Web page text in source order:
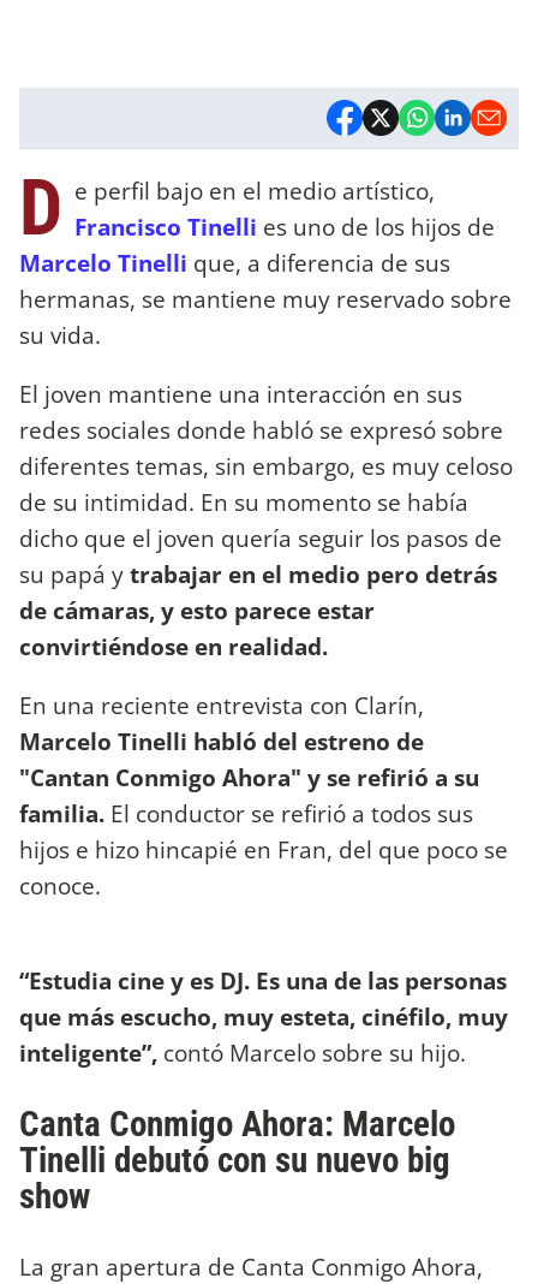
D e perfil bajo en el medio artístico,
Francisco Tinelli es uno de los hijos de
Marcelo Tinelli que, a diferencia de sus
hermanas, se mantiene muy reservado sobre
su vida.
El joven mantiene una interacción en sus
redes sociales donde habló se expresó sobre
diferentes temas, sin embargo, es muy celoso
de su intimidad. En su momento se había
dicho que el joven quería seguir los pasos de
su papá ytrabajar en el medio pero detrás
de cámaras, y esto parece estar
convirtiéndose en realidad.
En una reciente entrevista con Clarín,
Marcelo Tinelli habló del estreno de
"Cantan Conmigo Ahora" y se refirió a su
familia. El conductor se refirió a todos sus
hijos e hizo hincapié en Fran, del que poco se
conoce.
“Estudia cine y es DJ. Es una de las personas
que más escucho, muy esteta, cinéfilo, muy
inteligente”, contó Marcelo sobre su hijo.
Canta Conmigo Ahora: Marcelo
Tinelli debutó con su nuevo big
show
La gran apertura de Canta Conmigo Ahora,